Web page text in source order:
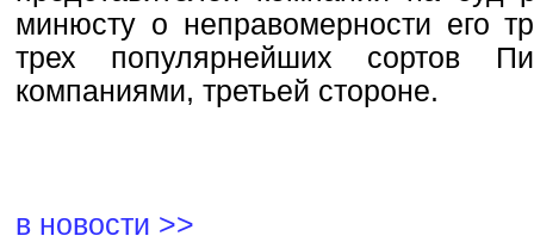
минюсту о неправомерности его
трех популярнейших сортов
компаниями, третьей стороне.
в новости >>